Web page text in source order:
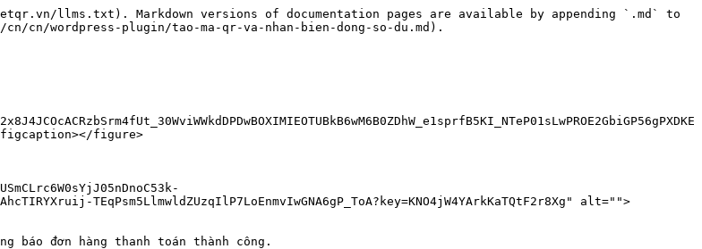
llms.txt). Markdown versions of documentation pages are available by appending `.md` to
wordpress-plugin/tao-ma-qr-va-nhan-bien-dong-so-du.md).
figcaption></figure>
TEqPsm5LlmwldZUzqIlP7LoEnmvIwGNA6gP_ToA?key=KNO4jW4YArkKaTQtF2r8Xg" alt="">
báo đơn hàng thanh toán thành công.